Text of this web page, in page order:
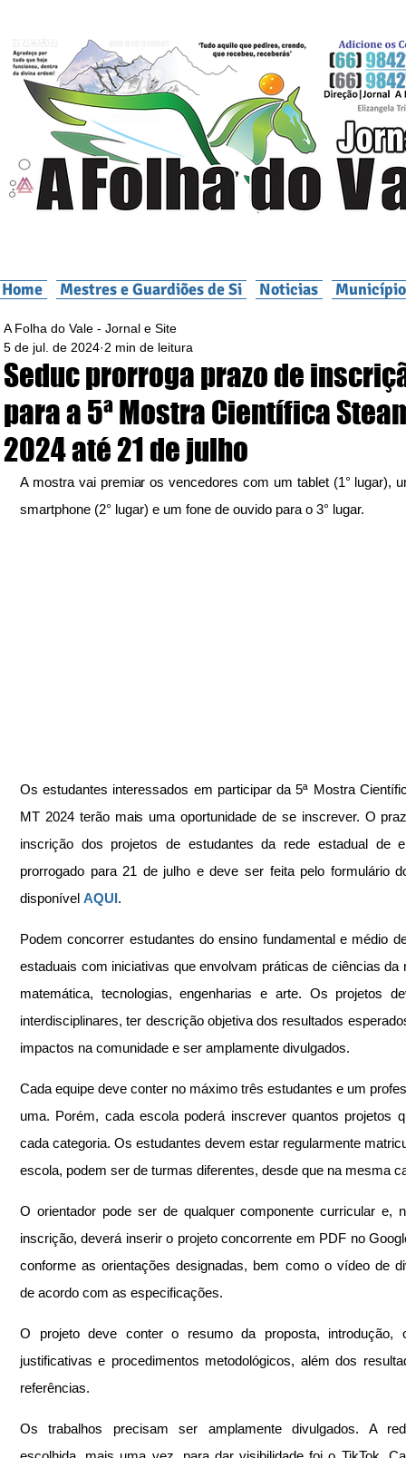
Home Mestres e Guardiões de Si Noticias
Seduc prorroga prazo de
para a 5ª Mostra Científica
2024 até 21 de julho
A Folha do Vale - Jornal e Site
5 de jul. de 2024 2 min de leitura
A mostra vai premiar os vencedores com um tablet (1° lugar),
smartphone (2° lugar) e um fone de ouvido para o 3° lugar.
Os estudantes interessados em participar da 5ª Mostra
MT 2024 terão mais uma oportunidade de se inscrever. O
inscrição dos projetos de estudantes da rede estadual de
prorrogado para 21 de julho e deve ser feita pelo formulário
disponível AQUI.
Podem concorrer estudantes do ensino fundamental e médio
estaduais com iniciativas que envolvam práticas de ciências da
matemática, tecnologias, engenharias e arte. Os projetos
interdisciplinares, ter descrição objetiva dos resultados
impactos na comunidade e ser amplamente divulgados.
Cada equipe deve conter no máximo três estudantes e um
uma. Porém, cada escola poderá inscrever quantos projetos
cada categoria. Os estudantes devem estar regularmente
escola, podem ser de turmas diferentes, desde que na mesma
O orientador pode ser de qualquer componente curricular e,
inscrição, deverá inserir o projeto concorrente em PDF no
conforme as orientações designadas, bem como o vídeo de
de acordo com as especificações.
O projeto deve conter o resumo da proposta, introdução,
justificativas e procedimentos metodológicos, além dos
referências.
Os trabalhos precisam ser amplamente divulgados. A